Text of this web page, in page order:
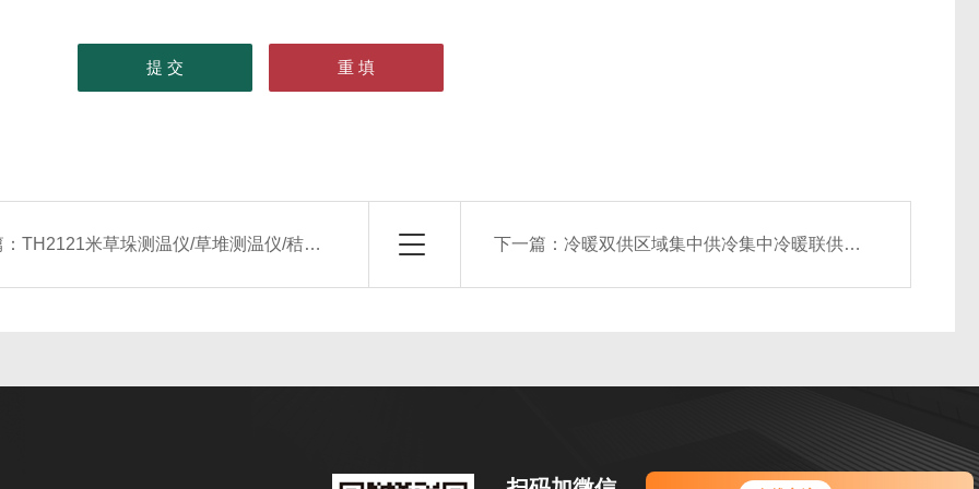
您好！欢迎前来咨询，很高兴为您
：TH2121米草垛测温仪/草堆测温仪/秸秆测温/草堆测温计/草垛测温计 下一篇： 冷暖双供区域集中供冷集中冷暖联供热源站